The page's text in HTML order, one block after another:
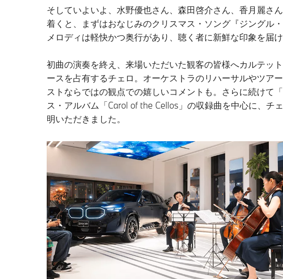
そしていよいよ、水野優也さん、森田啓介さん、香月麗さ
着くと、まずはおなじみのクリスマス・ソング『ジングル
メロディは軽快かつ奥行があり、聴く者に新鮮な印象を届
初曲の演奏を終え、来場いただいた観客の皆様へカルテッ
ースを占有するチェロ。オーケストラのリハーサルやツア
ストならではの観点での嬉しいコメントも。さらに続けて
ス・アルバム「Carol of the Cellos」の収録曲を中心に、
明いただきました。